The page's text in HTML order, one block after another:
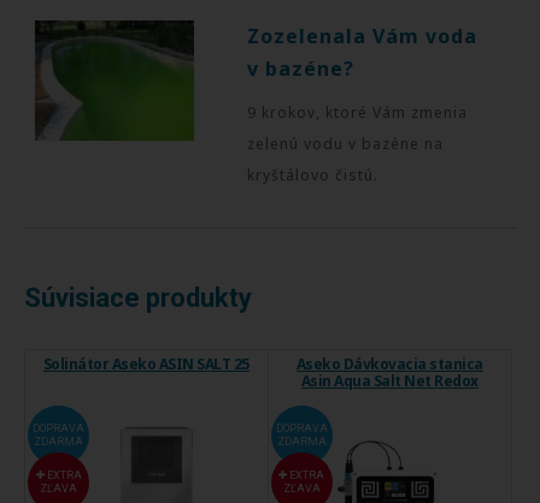
Zozelenala Vám voda
v bazéne?
9 krokov, ktoré Vám zmenia
zelenú vodu v bazéne na
kryštálovo čistú.
Súvisiace produkty
Solinátor Aseko ASIN SALT 25
DOPRAVA
ZDARMA
EXTRA
ZĽAVA
Aseko Dávkovacia stanica
Asin Aqua Salt Net Redox
DOPRAVA
ZDARMA
EXTRA
ZĽAVA